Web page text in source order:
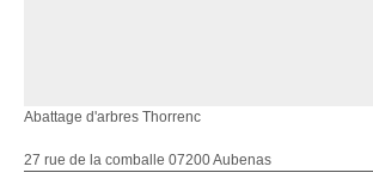
Abattage d'arbres Thorrenc
27 rue de la comballe 07200 Aubenas